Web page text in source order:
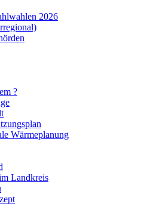
2026
?
Wärmeplanung
Landkreis